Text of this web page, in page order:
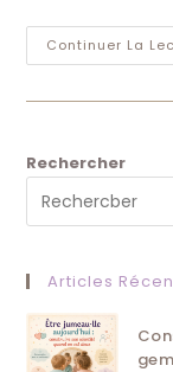
Continuer La
Rechercher
Articles